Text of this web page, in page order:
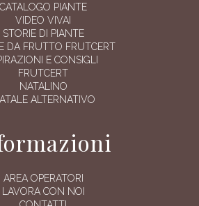
CATALOGO PIANTE
VIDEO VIVAI
STORIE DI PIANTE
DA FRUTTO FRUTCERT
E CONSIGLI
FRUTCERT
NATALINO
ALTERNATIVO
AREA OPERATORI
LAVORA CON NOI